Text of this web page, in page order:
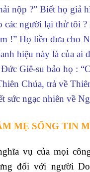
nộp ?” Biết họ giả
các người lại thử tôi
!” Họ liền đưa cho
hiệu này là của ai
Giê-su bảo họ :
Chúa, trả về
sức ngạc nhiên về
MẸ SỐNG TIN
vụ của mọi
đối với người